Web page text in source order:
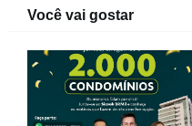
Você vai gostar